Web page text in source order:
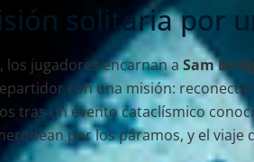
solitaria por
los jugadores encarnan a Sam
con una misión:
tras un evento cataclísmico
por los páramos, y el viaje